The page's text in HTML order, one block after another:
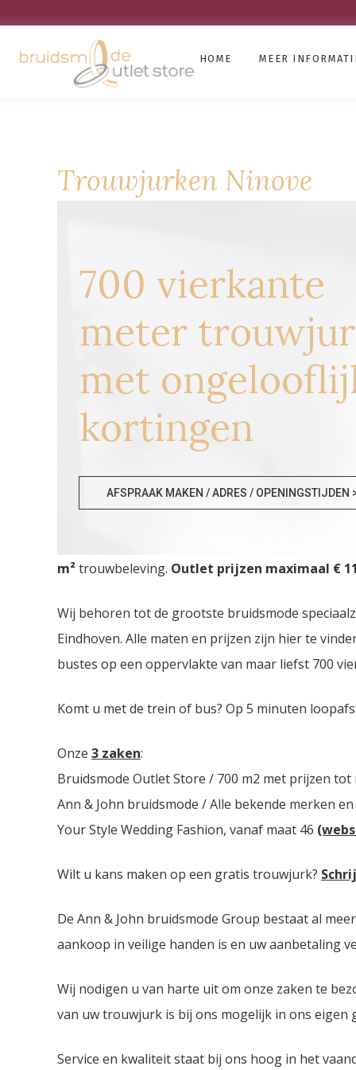
HOME MEER
Trouwjurken Ninove
700 vierkante
meter
met
kortingen
AFSPRAAK MAKEN / ADRES / OPENINGSTIJDEN
Trouwjurken Ninove
grootste
m²trouwbeleving. Outlet prijzen maximaal €
Wij behoren tot de grootste bruidsmode
Eindhoven. Alle maten en prijzen zijn hier te
bustes op een oppervlakte van maar liefst 700
Komt u met de trein of bus? Op 5 minuten
Onze 3 zaken:
Bruidsmode Outlet Store / 700 m2 met prijzen tot
Ann & John bruidsmode / Alle bekende merken
Your Style Wedding Fashion, vanaf maat 46
Wilt u kans maken op een gratis trouwjurk?
De Ann & John bruidsmode Group bestaat al
aankoop in veilige handen is en uw aanbetaling
Wij nodigen u van harte uit om onze zaken te
van uw trouwjurk is bij ons mogelijk in ons eigen
Service en kwaliteit staat bij ons hoog in het